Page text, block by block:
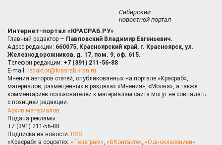
Сибирский
новостной портал
Интернет-портал «КРАСРАБ.РУ»
Главный редактор — Павловский Владимир Евгеньевич.
Адрес редакции: 660075, Красноярский край, г. Красноярск, ул.
Железнодорожников, д. 17, пом. 9, оф. 615.
Телефон редакции: +7 (391) 211-56-88
E-mail: redaktor@krasrab.krsn.ru
Мнения авторов статей, опубликованных на портале «Красраб»,
материалов, размещённых в разделах «Мнения», «Молва», а также
комментариев пользователей к материалам сайта могут не совпадать
с позицией редакции.
Архив материалов
Подача рекламы:
+7 (391) 211-56-88
Подписка на новости: RSS
«Красраб» в соцсетях: «Телеграм», «ВКонтакте», «Одноклассники»